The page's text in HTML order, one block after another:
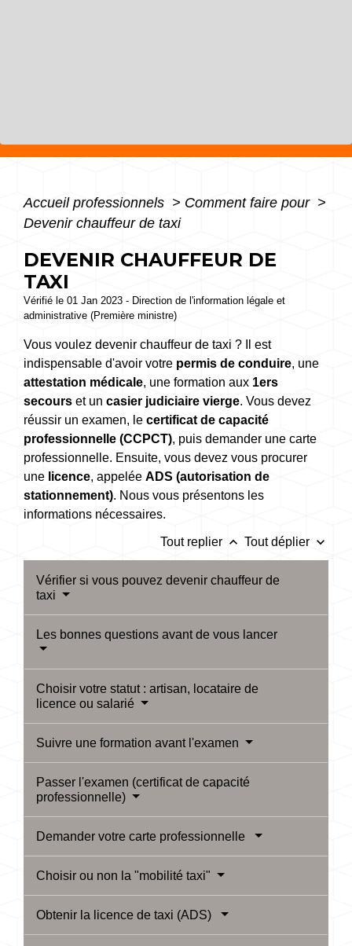
Accueil professionnels > Comment faire pour >
Devenir chauffeur de taxi
DEVENIR CHAUFFEUR DE
TAXI
Vérifié le 01 Jan 2023 - Direction de l'information légale et
administrative (Première ministre)
Vous voulez devenir chauffeur de taxi ? Il est
indispensable d'avoir votre permis de conduire, une
attestation médicale, une formation aux 1ers
secours et un casier judiciaire vierge. Vous devez
réussir un examen, le certificat de capacité
professionnelle (CCPCT), puis demander une carte
professionnelle. Ensuite, vous devez vous procurer
une licence, appelée ADS (autorisation de
stationnement). Nous vous présentons les
informations nécessaires.
Tout replier keyboard_arrow_up Tout déplier keyboard_arrow_down
Vérifier si vous pouvez devenir chauffeur de
taxi
Les bonnes questions avant de vous lancer
Choisir votre statut : artisan, locataire de
licence ou salarié
Suivre une formation avant l'examen
Passer l'examen (certificat de capacité
professionnelle)
Demander votre carte professionnelle
Choisir ou non la "mobilité taxi"
Obtenir la licence de taxi (ADS)